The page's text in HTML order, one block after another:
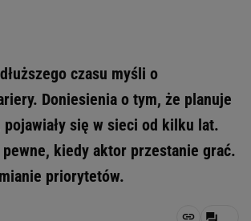
czasu myśli o
Doniesienia o tym, że planuje
pojawiały się w sieci od kilku lat.
pewne, kiedy aktor przestanie grać.
priorytetów.